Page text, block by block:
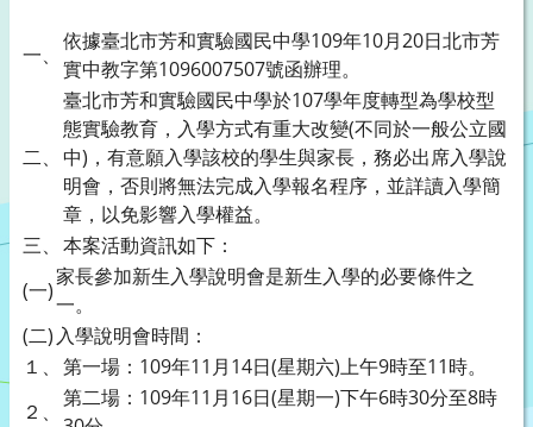
一、
依據臺北市芳和實驗國民中學109年10月20日北市芳
實中教字第1096007507號函辦理。
二、
臺北市芳和實驗國民中學於107學年度轉型為學校型
態實驗教育，入學方式有重大改變(不同於一般公立國
中)，有意願入學該校的學生與家長，務必出席入學說
明會，否則將無法完成入學報名程序，並詳讀入學簡
章，以免影響入學權益。
三、 本案活動資訊如下：
(一)
家長參加新生入學說明會是新生入學的必要條件之
一。
(二) 入學說明會時間：
１、 第一場：109年11月14日(星期六)上午9時至11時。
２、
第二場：109年11月16日(星期一)下午6時30分至8時